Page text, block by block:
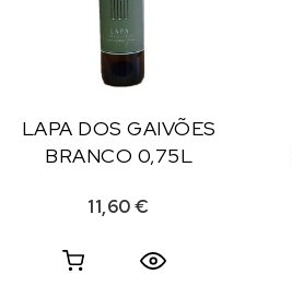
LAPA DOS GAIVÕES
BRANCO 0,75L
11,60€